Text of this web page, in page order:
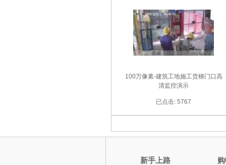
100万像素-建筑工地施工货梯门口高
清监控演示
已点击: 5767
新手上路